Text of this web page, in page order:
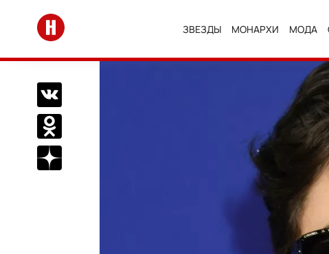
Перейти на главную
ЗВЕЗДЫ МОНАРХИ МОДА
Поделиться Вконтакте
Поделиться в Одноклассниках
Подписаться на нас в Дзен